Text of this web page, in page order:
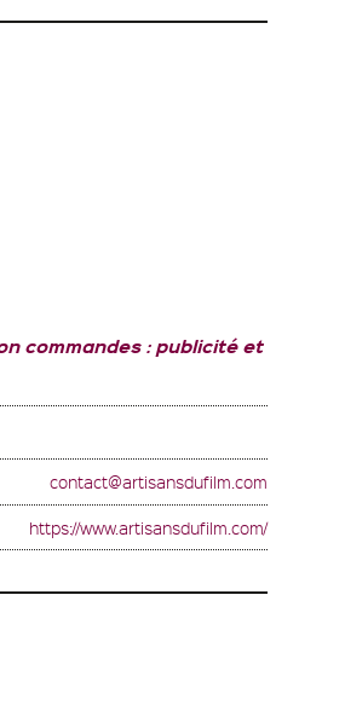
commandes : publicité et
contact@artisansdufilm.com
https://www.artisansdufilm.com/